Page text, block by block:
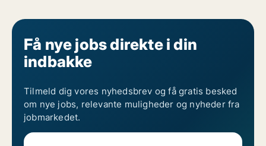
Job som restaurationschef i Storkøbenhavn/Sjælland
Job som salgschef i Storkøbenhavn/Sjælland
Job som økonomichef i Storkøbenhavn/Sjælland
Ledige jobs i Storkøbenhavn (elev)
Ledige jobs i Storkøbenhavn (freelance)
Ledige jobs i Storkøbenhavn (praktik)
Ledige jobs i Storkøbenhavn (studiejob)
Ledige jobs i Storkøbenhavn (vikar)
Få nye jobs direkte i din
indbakke
Tilmeld dig vores nyhedsbrev og få gratis besked
om nye jobs, relevante muligheder og nyheder fra
jobmarkedet.